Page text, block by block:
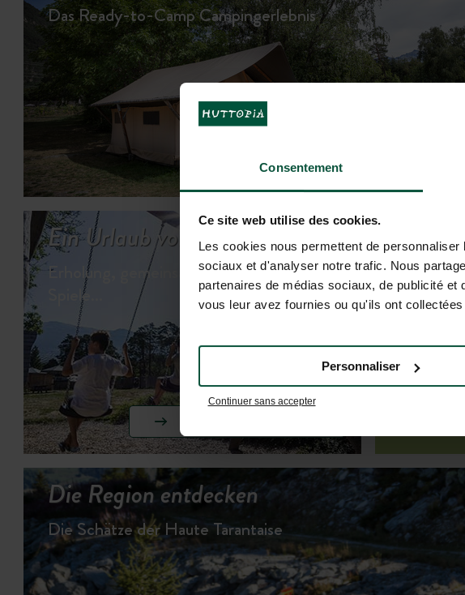
Consentement
Ce site web utilise des cookies.
Les cookies nous permettent de
sociaux et d'analyser notre trafic. Nous
partenaires de médias sociaux, de publicité
vous leur avez fournies ou qu'ils ont
Continuer sans accepter
Personnaliser
Das Ready-to-Camp Campingerlebnis
Ein Urlaub voller Abwechslung...
Erholung, gemeinsame Momente &
Spiele…
Die Region entdecken
Die Schätze der Haute Tarantaise